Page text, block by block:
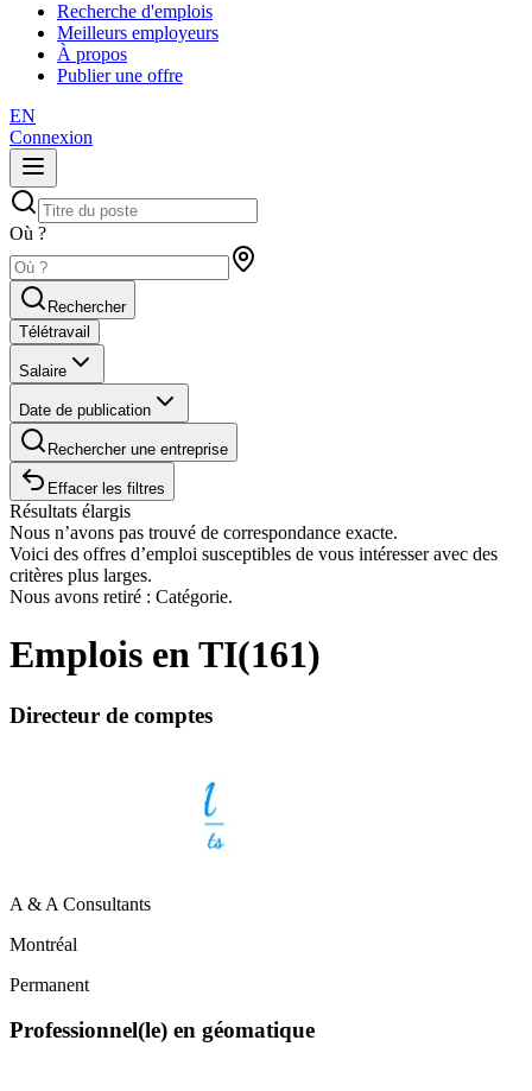
Recherche d'emplois
Meilleurs employeurs
À propos
Publier une offre
EN
Connexion
Où ?
Rechercher
Télétravail
Salaire
Date de publication
Rechercher une entreprise
Effacer les filtres
Résultats élargis
Nous n’avons pas trouvé de correspondance exacte.
Voici des offres d’emploi susceptibles de vous intéresser avec des
critères plus larges.
Nous avons retiré : Catégorie.
Emplois en TI(161)
Directeur de comptes
A & A Consultants
Montréal
Permanent
Professionnel(le) en géomatique